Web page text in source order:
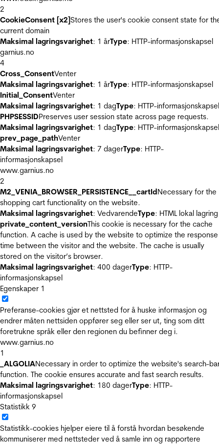
2
CookieConsent [x2]Stores the user's cookie consent state for
current domain
Maksimal lagringsvarighet: 1 årType: HTTP-informasjonskapsel
garnius.no
4
Cross_ConsentVenter
Maksimal lagringsvarighet: 1 årType: HTTP-informasjonskapsel
Initial_ConsentVenter
Maksimal lagringsvarighet: 1 dagType: HTTP-informasjonskapsel
PHPSESSIDPreserves user session state across page requests.
Maksimal lagringsvarighet: 1 dagType: HTTP-informasjonskapsel
prev_page_pathVenter
Maksimal lagringsvarighet: 7 dagerType: HTTP-
informasjonskapsel
www.garnius.no
2
M2_VENIA_BROWSER_PERSISTENCE__cartIdNecessary for the
shopping cart functionality on the website.
Maksimal lagringsvarighet: VedvarendeType: HTML lokal lagring
private_content_versionThis cookie is necessary for the cache
function. A cache is used by the website to optimize the response
time between the visitor and the website. The cache is usually
stored on the visitor’s browser.
Maksimal lagringsvarighet: 400 dagerType: HTTP-
informasjonskapsel
Egenskaper 1
Preferanse-cookies gjør et nettsted for å huske informasjon og
endrer måten nettsiden oppfører seg eller ser ut, ting som ditt
foretrukne språk eller den regionen du befinner deg i.
www.garnius.no
1
_ALGOLIANecessary in order to optimize the website's search-
function. The cookie ensures accurate and fast search results.
Maksimal lagringsvarighet: 180 dagerType: HTTP-
informasjonskapsel
Statistikk 9
Statistikk-cookies hjelper eiere til å forstå hvordan besøkende
kommuniserer med nettsteder ved å samle inn og rapportere